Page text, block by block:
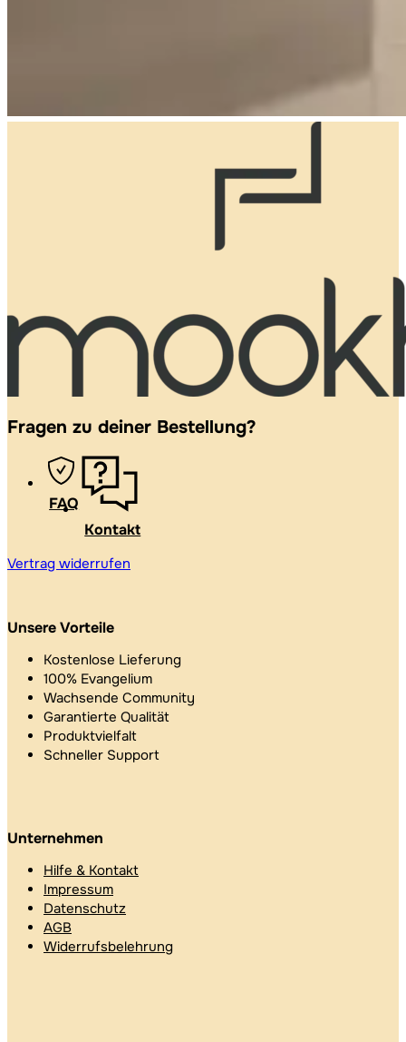
Fragen zu deiner Bestellung?
FAQ
Kontakt
Vertrag widerrufen
Unsere Vorteile
Kostenlose Lieferung
100% Evangelium
Wachsende Community
Garantierte Qualität
Produktvielfalt
Schneller Support
Unternehmen
Hilfe & Kontakt
Impressum
Datenschutz
AGB
Widerrufsbelehrung